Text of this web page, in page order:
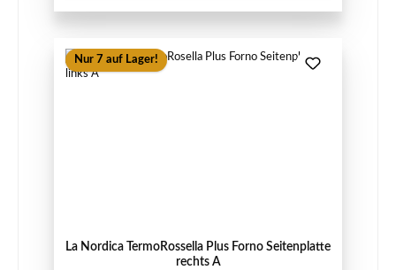
Nur 7 auf Lager!
La Nordica TermoRossella Plus Forno Seitenplatte
rechts A